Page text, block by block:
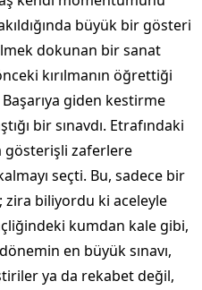
büyük bir gösteri
dokunan bir sanat
kırılmanın öğrettiği
giden kestirme
bir sınavdı. Etrafındaki
gösterişli zaferlere
seçti. Bu, sadece bir
biliyordu ki aceleyle
kumdan kale gibi,
en büyük sınavı,
ya da rekabet değil,